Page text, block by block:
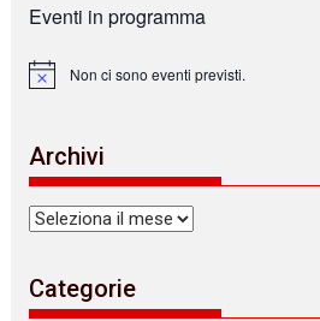
Eventi in programma
N
c
e
Non ci sono eventi previsti.
Archivi
Archivi
Categorie